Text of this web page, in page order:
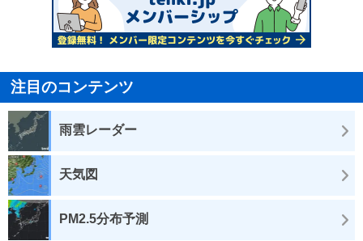
注目のコンテンツ
雨雲レーダー
天気図
PM2.5分布予測